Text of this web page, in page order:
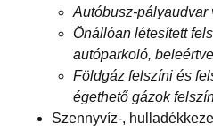
Autóbusz-pályaudvar
Önállóan létesített
autóparkoló,
Földgáz felszíni és
égethető gázok
Szennyvíz-,